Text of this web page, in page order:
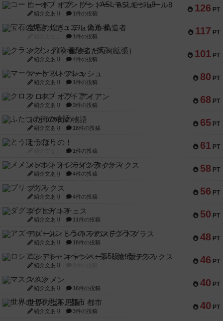
126 PT
コード・オブ・ブシドー：ASLモジュール8
紹介文あり 1件の投稿
117 PT
宝石の煌き：デュエル 偽造者
1件の投稿
101 PT
クランク! ：冒険者たち（拡張）
紹介文あり 4件の投稿
80 PT
マーケットフレッシュ
紹介文あり 1件の投稿
68 PT
クロス・オブ・アイアン
紹介文あり 3件の投稿
65 PT
ふたつの街の物語
紹介文あり 18件の投稿
61 PT
とうほうの！
1件の投稿
58 PT
メメントオンラインタクティクス
紹介文あり 4件の投稿
56 PT
ブリックス
紹介文あり 4件の投稿
50 PT
ダグエイトチェス
紹介文あり 11件の投稿
48 PT
アズール：シントラのステンドグラス
紹介文あり 18件の投稿
46 PT
ロシアン・キャンペーン：第5版デラックス
紹介文あり
40 PT
マスクメン
紹介文あり 16件の投稿
40 PT
世界の七不思議：都市
紹介文あり 3件の投稿